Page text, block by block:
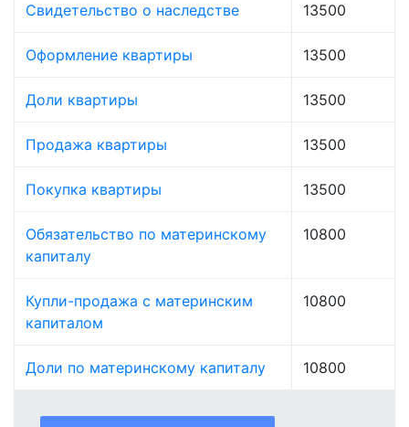
Свидетельство о наследстве 13500
Оформление квартиры 13500
Доли квартиры 13500
Продажа квартиры 13500
Покупка квартиры 13500
Обязательство по материнскому
капиталу
10800
Купли-продажа с материнским
капиталом
10800
Доли по материнскому капиталу 10800